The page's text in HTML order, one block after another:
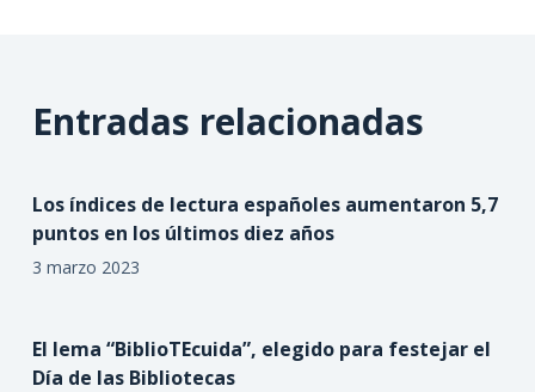
Entradas relacionadas
Los índices de lectura españoles aumentaron 5,7
puntos en los últimos diez años
3 marzo 2023
El lema “BiblioTEcuida”, elegido para festejar el
Día de las Bibliotecas